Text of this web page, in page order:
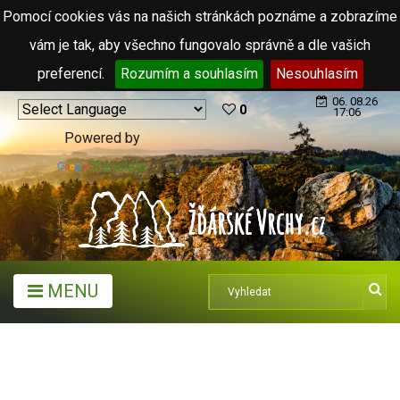
Pomocí cookies vás na našich stránkách poznáme a zobrazíme
vám je tak, aby všechno fungovalo správně a dle vašich
preferencí.
Rozumím a souhlasím Nesouhlasím
Powered by
Translate
0
06. 08.26
17:06
MENU